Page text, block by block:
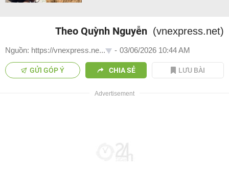
Theo Quỳnh Nguyễn (vnexpress.net)
Nguồn: https://vnexpress.ne... - 03/06/2026 10:44 AM
GỬI GÓP Ý CHIA SẺ LƯU BÀI